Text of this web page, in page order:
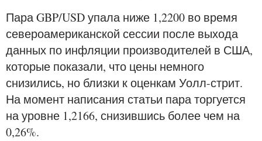
Пара GBP/USD упала ниже 1,2200 во время
североамериканской сессии после выхода
данных по инфляции производителей в США,
которые показали, что цены немного
снизились, но близки к оценкам Уолл-стрит.
На момент написания статьи пара торгуется
на уровне 1,2166, снизившись более чем на
0,26%.